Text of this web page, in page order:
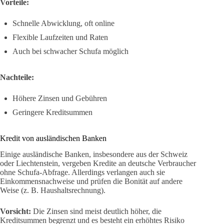
Vorteile:
Schnelle Abwicklung, oft online
Flexible Laufzeiten und Raten
Auch bei schwacher Schufa möglich
Nachteile:
Höhere Zinsen und Gebühren
Geringere Kreditsummen
Kredit von ausländischen Banken
Einige ausländische Banken, insbesondere aus der Schweiz
oder Liechtenstein, vergeben Kredite an deutsche Verbraucher
ohne Schufa-Abfrage. Allerdings verlangen auch sie
Einkommensnachweise und prüfen die Bonität auf andere
Weise (z. B. Haushaltsrechnung).
Vorsicht: Die Zinsen sind meist deutlich höher, die
Kreditsummen begrenzt und es besteht ein erhöhtes Risiko